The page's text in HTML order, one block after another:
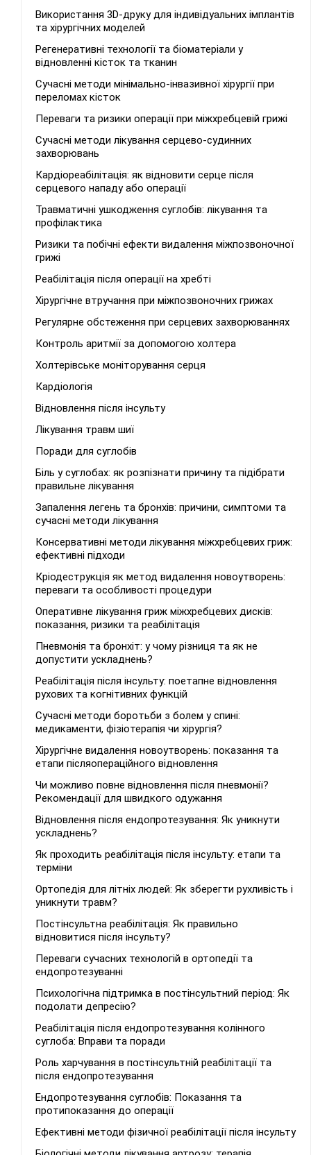
Використання 3D-друку для індивідуальних імплантів
та хірургічних моделей
Регенеративні технології та біоматеріали у
відновленні кісток та тканин
Сучасні методи мінімально-інвазивної хірургії при
переломах кісток
Переваги та ризики операції при міжхребцевій грижі
Сучасні методи лікування серцево-судинних
захворювань
Кардіореабілітація: як відновити серце після
серцевого нападу або операції
Травматичні ушкодження суглобів: лікування та
профілактика
Ризики та побічні ефекти видалення міжпозвоночної
грижі
Реабілітація після операції на хребті
Хірургічне втручання при міжпозвоночних грижах
Регулярне обстеження при серцевих захворюваннях
Контроль аритмії за допомогою холтера
Холтерівське моніторування серця
Кардіологія
Відновлення після інсульту
Лікування травм шиї
Поради для суглобів
Біль у суглобах: як розпізнати причину та підібрати
правильне лікування
Запалення легень та бронхів: причини, симптоми та
сучасні методи лікування
Консервативні методи лікування міжхребцевих гриж:
ефективні підходи
Кріодеструкція як метод видалення новоутворень:
переваги та особливості процедури
Оперативне лікування гриж міжхребцевих дисків:
показання, ризики та реабілітація
Пневмонія та бронхіт: у чому різниця та як не
допустити ускладнень?
Реабілітація після інсульту: поетапне відновлення
рухових та когнітивних функцій
Сучасні методи боротьби з болем у спині:
медикаменти, фізіотерапія чи хірургія?
Хірургічне видалення новоутворень: показання та
етапи післяопераційного відновлення
Чи можливо повне відновлення після пневмонії?
Рекомендації для швидкого одужання
Відновлення після ендопротезування: Як уникнути
ускладнень?
Як проходить реабілітація після інсульту: етапи та
терміни
Ортопедія для літніх людей: Як зберегти рухливість і
уникнути травм?
Постінсультна реабілітація: Як правильно
відновитися після інсульту?
Переваги сучасних технологій в ортопедії та
ендопротезуванні
Психологічна підтримка в постінсультний період: Як
подолати депресію?
Реабілітація після ендопротезування колінного
суглоба: Вправи та поради
Роль харчування в постінсультній реабілітації та
після ендопротезування
Ендопротезування суглобів: Показання та
протипоказання до операції
Ефективні методи фізичної реабілітації після інсульту